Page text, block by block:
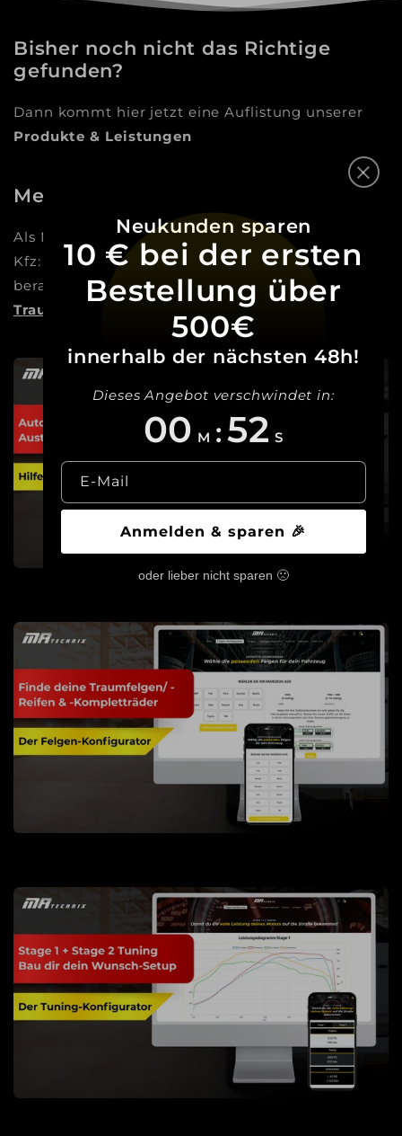
Neukunden sparen
10 € bei der ersten
Bestellung über
500€
innerhalb der nächsten 48h!
Dieses Angebot verschwindet in:
00 M :50 S
E-Mail
Anmelden & sparen 🎉
oder lieber nicht sparen 🙁
Bisher noch nicht das Richtige
gefunden?
Dann kommt hier jetzt eine Auflistung unserer
Produkte & Leistungen
Mehr als nur ein Online-Shop
Als Meisterbetrieb sind wir die Experten für dein
Kfz: Vom Autoglas über Reifen bis zum Tuning
beraten und begleiten wir dich dabei,deinen
Traum Wirklichkeit werden zu lassen!